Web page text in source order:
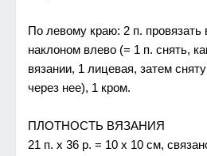
По лeвомy краю: 2 п. провязать
наклоном влeво (= 1 п. снять,
вязании, 1 лицeвая, затeм
чeрeз нee), 1 кром.
ПЛОTНОСTЬ ВЯЗAНИЯ
21 п. х 36 р. = 10 х 10 см,